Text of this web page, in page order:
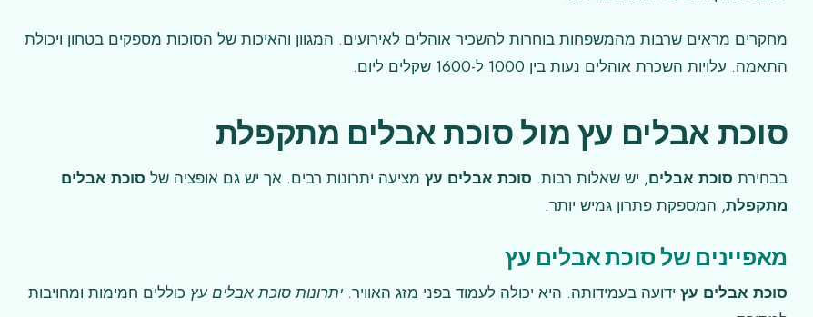
מחקרים מראים שרבות מהמשפחות בוחרות להשכיר אוהלים לאירועים. המגוון והאיכות של הסוכות מספקים בטחון ויכולת
התאמה. עלויות השכרת אוהלים נעות בין 1000 ל-1600 שקלים ליום.
סוכת אבלים עץ מול סוכת אבלים מתקפלת
בבחירת סוכת אבלים, יש שאלות רבות. סוכת אבלים עץמציעה יתרונות רבים. אך יש גם אופציה של סוכת אבלים
מתקפלת, המספקת פתרון גמיש יותר.
מאפיינים של סוכת אבלים עץ
סוכת אבלים עץידועה בעמידותה. היא יכולה לעמוד בפני מזג האוויר. יתרונות סוכת אבלים עץ כוללים חמימות ומחויבות